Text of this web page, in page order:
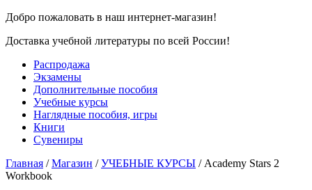
Добро пожаловать в наш интернет-магазин!
Доставка учебной литературы по всей России!
Распродажа
Экзамены
Дополнительные пособия
Учебные курсы
Наглядные пособия, игры
Книги
Сувениры
Главная /Магазин /УЧЕБНЫЕ КУРСЫ / Academy Stars 2
Workbook